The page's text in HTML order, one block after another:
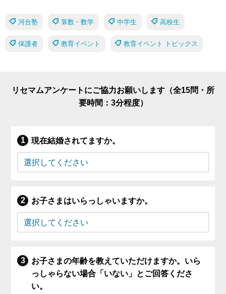
河合塾 算数・数学 中学生 高校生
保護者 教育イベント 教育イベント トピックス
リセマムアンケートにご協力お願いします（全15問・所
要時間：3分程度）
現在結婚されてますか。
お子さまはいらっしゃいますか。
お子さまの年齢を教えていただけますか。いら
っしゃらない場合「いない」とご回答くださ
い。